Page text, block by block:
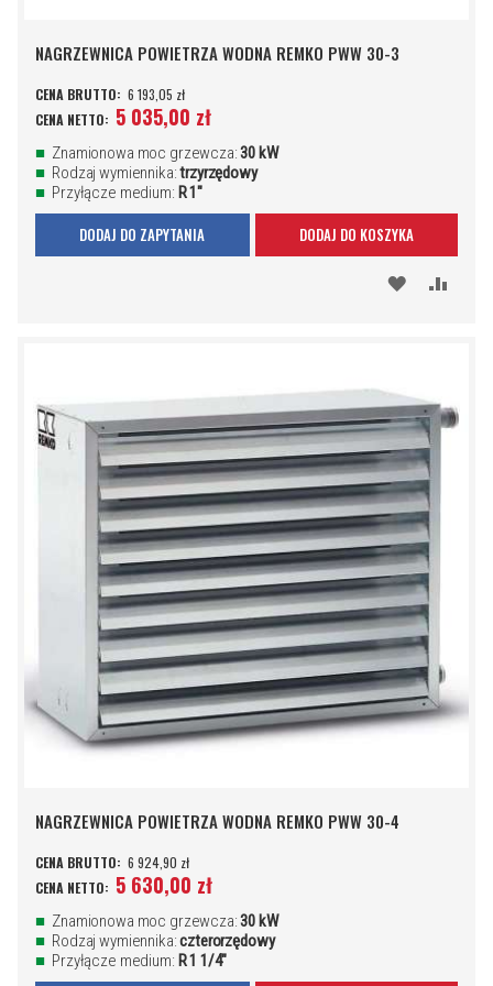
NAGRZEWNICA POWIETRZA WODNA REMKO PWW 30-3
6 193,05 zł
5 035,00 zł
Znamionowa moc grzewcza:30 kW
Rodzaj wymiennika:trzyrzędowy
Przyłącze medium: R 1"
DODAJ DO KOSZYKA
DODAJ DO ZAPYTANIA
DODAJ
NAGRZEWNICA POWIETRZA WODNA REMKO PWW 30-4
6 924,90 zł
5 630,00 zł
Znamionowa moc grzewcza:30 kW
Rodzaj wymiennika:czterorzędowy
Przyłącze medium: R 1 1/4"